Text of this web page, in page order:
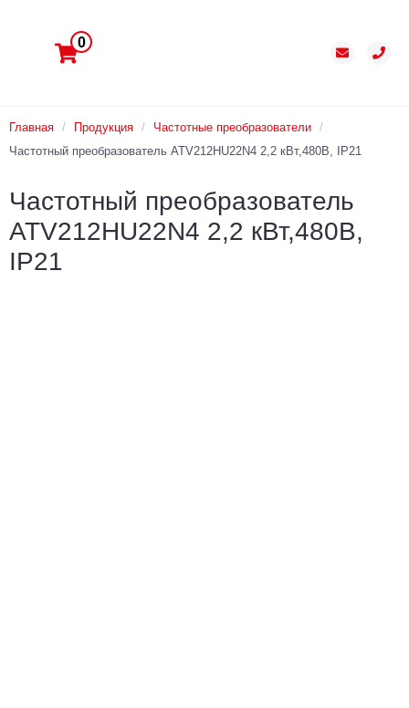
0
Главная / Продукция / Частотные преобразователи /
Частотный преобразователь ATV212HU22N4 2,2 кВт,480В, IP21
Частотный преобразователь
ATV212HU22N4 2,2 кВт,480В,
IP21